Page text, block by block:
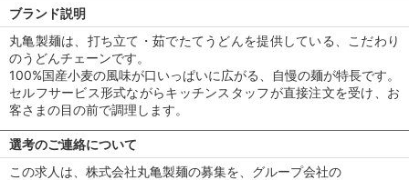
ブランド説明
丸亀製麺は、打ち立て・茹でたてうどんを提供している、こだわり
のうどんチェーンです。
100%国産小麦の風味が口いっぱいに広がる、自慢の麺が特長です。
セルフサービス形式ながらキッチンスタッフが直接注文を受け、お
客さまの目の前で調理します。
選考のご連絡について
この求人は、株式会社丸亀製麺の募集を、グループ会社の